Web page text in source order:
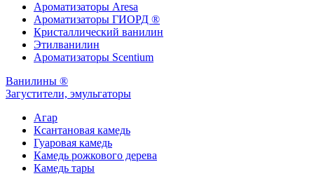
Ароматизаторы Aresa
Ароматизаторы ГИОРД ®
Кристаллический ванилин
Этилванилин
Ароматизаторы Scentium
Ванилины ®
Загустители, эмульгаторы
Агар
Ксантановая камедь
Гуаровая камедь
Камедь рожкового дерева
Камедь тары